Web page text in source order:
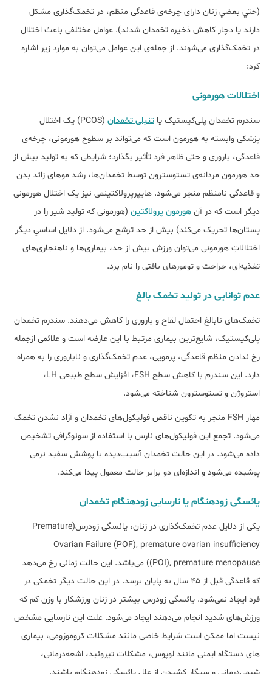
(حتي بعضي زنان دارای چرخه‌ی قاعدگی منظم، در تخمک‌گذاری مشکل
دارند یا دچار کاهش ذخیره تخمدان شدند). عوامل مختلفی باعث اختلال
در تخمک‌گذاری می‌شوند. از جمله‌ی این عوامل می‌توان به موارد زیر اشاره
کرد:
اختلالات هورمونی
سندرم تخمدان پلی‌کیستیک یا تنبلی تخمدان
(PCOS) یک اختلال
پزشکی وابسته به هورمون است که می‌تواند بر سطوح هورمونی، چرخه‌ی
قاعدگی، باروری و حتی ظاهر فرد تأثیر بگذارد؛ شرایطی که به تولید بیش از
حد هورمون مردانه‌ی تستوسترون توسط تخمدان­‌ها، رشد مو‌‌های زائد بدن
و قاعدگی نامنظم منجر می‌شود. هایپرپرولاکتینمی نیز یک اختلال هورمونی
دیگر است که در آن هورمون پرولاکتین (هورمونی که تولید شیر را در
پستان‌ها تحریک می‌کند) بیش از حد ترشح می‌شود. از دلایل اساسیِ دیگر
اختلالاتِ هورمونی می‌­توان ورزش بیش از حد، بیماری‌­ها و ناهنجاری‌­های
تغذیه‌­ای، جراحت و تومورهای بافتی را نام برد.
عدم توانایی در تولید تخمک بالغ
تخمک­‌‌های نابالغ احتمال لقاح و باروری را کاهش می‌­دهند. سندرم تخمدان
پلی‌کیستیک، شایع‌ترین بیماری مرتبط با این عارضه است و علائمی ازجمله
رخ ندادن منظم قاعدگی، پرمویی، عدم تخمک‌گذاری و ناباروری را به همراه
دارد. این سندرم با کاهش سطح FSH، افزایش سطح طبیعی LH،
استروژن و تستوسترون شناخته می‌­شود.
مهار FSH منجر به تکوین ناقص فولیکول­‌‌های تخمدان و آزاد نشدن تخمک
می‌شود. تجمع این فولیکول‌­های نارس با استفاده از سونوگرافی تشخیص
داده می‌­شود. در این حالت تخمدان آسیب‌دیده با پوشش سفید نرمی
پوشیده می‌­شود و اندازه­‌ای دو برابر حالت معمول پیدا می‌کند.
یائسگی زودهنگام یا نارسایی زودهنگام تخمدان
یکی از دلایل عدم تخمک‌گذاری در زنان، یائسگی زودرس(Premature
Ovarian Failure (POF), premature ovarian insufficiency
(POI), premature menopause) می‌باشد. این حالت زمانی رخ ‌‌‌‌می‌دهد
که قاعدگی قبل از 45 سال به پایان برسد. در این حالت دیگر تخمکی در
فرد ایجاد نمی‌­شود. یائسگی زودرس بیشتر در زنان ورزشکار با وزن کم که
ورزش­‌‌های شدید انجام ‌‌می‌دهند ایجاد می‌­شود. علت این نارسایی مشخص
نیست اما ممکن است شرایط خاصی مانند مشکلات کروموزومی، بیماری­‌‌
های دستگاه ایمنی مانند لوپوس، مشکلات تیروئید، اشعه‌درمانی،